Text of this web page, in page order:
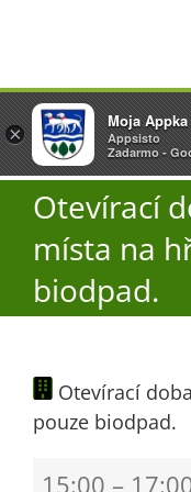
Přeskočit
na
obsah
Otevírací
místa na
biodpad.
Otevírací
pouze biodpad.
15:00 –
×
Vyžlovka
AppSisto
- In Google
×
Moja Appka
Appsisto
Zadarmo -